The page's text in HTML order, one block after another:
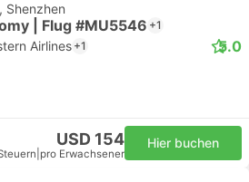
Shenzhen
| Flug #MU5546 +1
Airlines+1 5.0
USD 154
pro Erwachsener
Hier buchen